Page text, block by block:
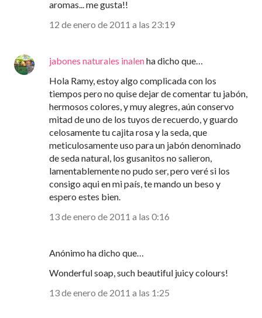
aromas... me gusta!!
12 de enero de 2011 a las 23:19
jabones naturales inalenha dicho que…
Hola Ramy, estoy algo complicada con los
tiempos pero no quise dejar de comentar tu jabón,
hermosos colores, y muy alegres, aún conservo
mitad de uno de los tuyos de recuerdo, y guardo
celosamente tu cajita rosa y la seda, que
meticulosamente uso para un jabón denominado
de seda natural, los gusanitos no salieron,
lamentablemente no pudo ser, pero veré si los
consigo aqui en mi país, te mando un beso y
espero estes bien.
13 de enero de 2011 a las 0:16
Anónimo ha dicho que…
Wonderful soap, such beautiful juicy colours!
13 de enero de 2011 a las 1:25